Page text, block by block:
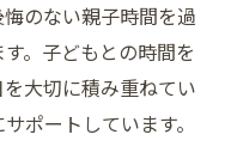
のない親子時間を過
。子どもとの時間を
を大切に積み重ねてい
ポートしています。